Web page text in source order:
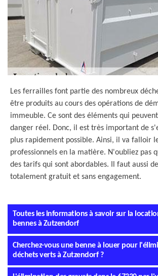
Les ferrailles font partie des nombreux
être produits au cours des opérations de
immeuble. Ce sont des éléments qui
danger réel. Donc, il est très important de
plus rapidement possible. Ainsi, il va falloir
professionnels en la matière. N'oubliez pas
des tarifs qui sont abordables. Il faut aussi
totalement gratuit et sans engagement.
Toutes les informations à savoir sur la
bennes à Zutzendorf
Cherchez-vous une benne à louer pour
déchets verts à Zutzendorf ?